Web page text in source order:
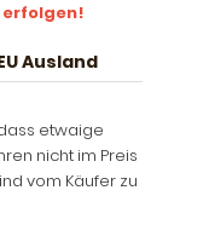
erfolgen!
Ausland
etwaige
nicht im Preis
vom Käufer zu